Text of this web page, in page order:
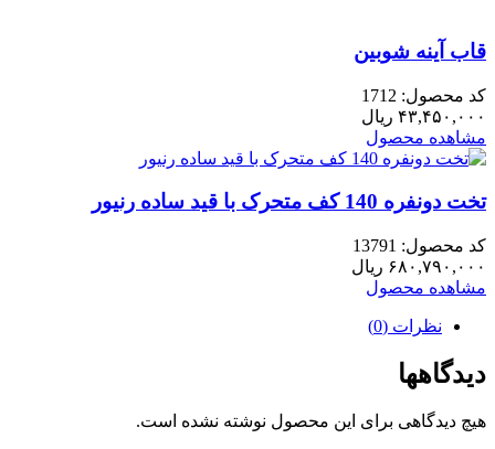
قاب آینه شوبین
کد محصول: 1712
۴۳,۴۵۰,۰۰۰ ریال
مشاهده محصول
تخت دونفره 140 کف متحرک با قید ساده رنیور
کد محصول: 13791
۶۸۰,۷۹۰,۰۰۰ ریال
مشاهده محصول
نظرات (0)
دیدگاهها
هیچ دیدگاهی برای این محصول نوشته نشده است.